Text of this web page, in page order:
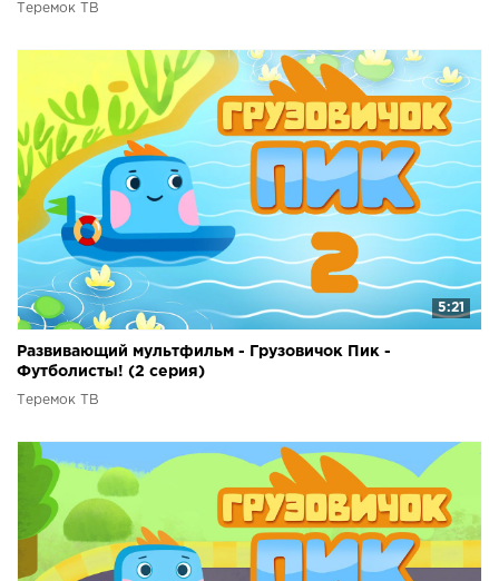
Теремок ТВ
5:21
Развивающий мультфильм - Грузовичок Пик -
Футболисты! (2 серия)
Теремок ТВ